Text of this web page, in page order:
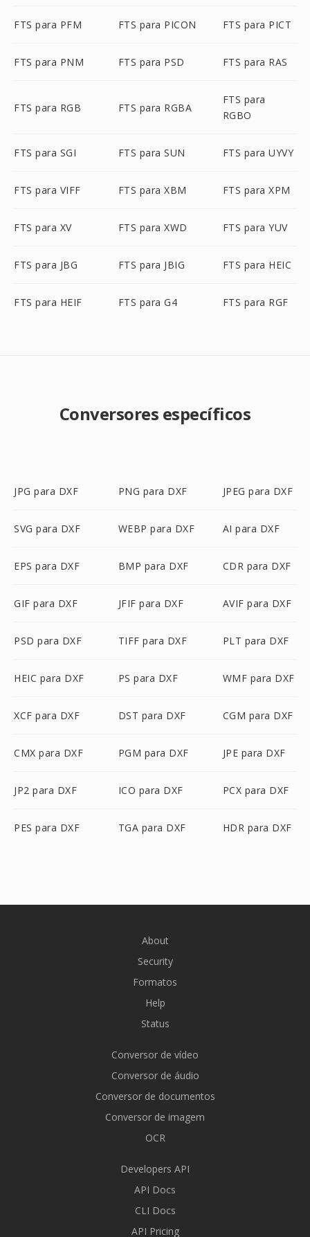
FTS para PFM FTS para PICON FTS para PICT
FTS para PNM FTS para PSD FTS para RAS
FTS para RGB FTS para RGBA
FTS para
RGBO
FTS para SGI FTS para SUN FTS para UYVY
FTS para VIFF FTS para XBM FTS para XPM
FTS para XV FTS para XWD FTS para YUV
FTS para JBG FTS para JBIG FTS para HEIC
FTS para HEIF FTS para G4 FTS para RGF
Conversores específicos
JPG para DXF PNG para DXF JPEG para DXF
SVG para DXF WEBP para DXF AI para DXF
EPS para DXF BMP para DXF CDR para DXF
GIF para DXF JFIF para DXF AVIF para DXF
PSD para DXF TIFF para DXF PLT para DXF
HEIC para DXF PS para DXF WMF para DXF
XCF para DXF DST para DXF CGM para DXF
CMX para DXF PGM para DXF JPE para DXF
JP2 para DXF ICO para DXF PCX para DXF
PES para DXF TGA para DXF HDR para DXF
About
Security
Formatos
Help
Status
Conversor de vídeo
Conversor de áudio
Conversor de documentos
Conversor de imagem
OCR
Developers API
API Docs
CLI Docs
API Pricing